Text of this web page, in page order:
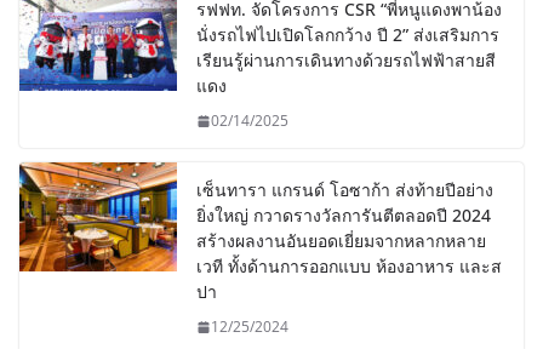
รฟฟท. จัดโครงการ CSR “พี่หนูแดงพาน้อง
นั่งรถไฟไปเปิดโลกกว้าง ปี 2” ส่งเสริมการ
เรียนรู้ผ่านการเดินทางด้วยรถไฟฟ้าสายสี
แดง
02/14/2025
เซ็นทารา แกรนด์ โอซาก้า ส่งท้ายปีอย่าง
ยิ่งใหญ่ กวาดรางวัลการันตีตลอดปี 2024
สร้างผลงานอันยอดเยี่ยมจากหลากหลาย
เวที ทั้งด้านการออกแบบ ห้องอาหาร และส
ปา
12/25/2024